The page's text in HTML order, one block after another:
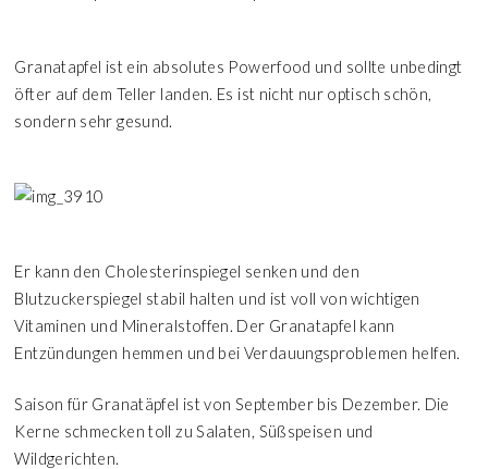
Granatapfel ist ein absolutes Powerfood und sollte unbedingt
öfter auf dem Teller landen. Es ist nicht nur optisch schön,
sondern sehr gesund.
Er kann den Cholesterinspiegel senken und den
Blutzuckerspiegel stabil halten und ist voll von wichtigen
Vitaminen und Mineralstoffen. Der Granatapfel kann
Entzündungen hemmen und bei Verdauungsproblemen helfen.
Saison für Granatäpfel ist von September bis Dezember. Die
Kerne schmecken toll zu Salaten, Süßspeisen und
Wildgerichten.